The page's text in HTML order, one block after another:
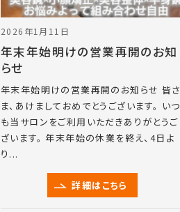
2026年1月11日
年末年始明けの営業再開のお知
らせ
年末年始明けの営業再開のお知らせ 皆さ
ま、あけましておめでとうございます。 いつ
も当サロンをご利用いただきありがとうご
ざいます。 年末年始の休業を終え、4日よ
り...
詳細はこちら